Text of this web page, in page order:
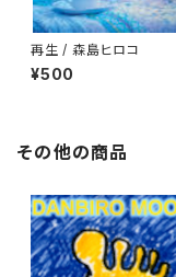
再生 / 森島ヒロコ
¥500
その他の商品